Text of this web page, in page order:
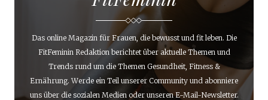
Das online Magazin für Frauen, die bewusst und fit leben. Die
FitFeminin Redaktion berichtet über aktuelle Themen und
Trends rund um die Themen Gesundheit, Fitness &
Ernährung. Werde ein Teil unserer Community und abonniere
uns über die sozialen Medien oder unseren E-Mail-Newsletter.